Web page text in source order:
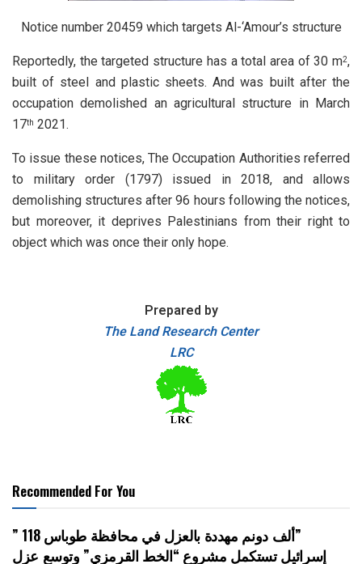
Notice number 20459 which targets Al-‘Amour’s structure
Reportedly, the targeted structure has a total area of 30 m2,
built of steel and plastic sheets. And was built after the
occupation demolished an agricultural structure in March
17th 2021.
To issue these notices, The Occupation Authorities referred
to military order (1797) issued in 2018, and allows
demolishing structures after 96 hours following the notices,
but moreover, it deprives Palestinians from their right to
object which was once their only hope.
Prepared by
The Land Research Center
LRC
Recommended For You
” 118 ألف دونم مهددة بالعزل في محافظة طوباس”
إسرائيل تستكمل مشروع “الخط القرمزي” وتوسع عزل